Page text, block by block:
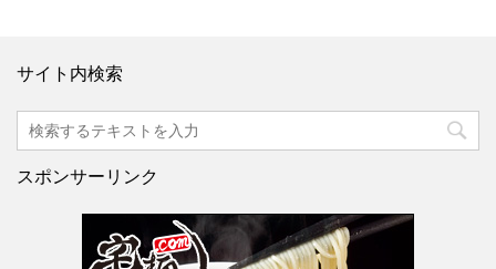
サイト内検索
スポンサーリンク